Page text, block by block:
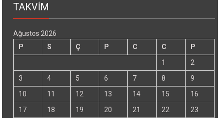
TAKVİM
Ağustos 2026
P
S Ç P C C
P
1
2
3
4 5 6 7 8
9
10
11 12 13 14 15
16
17
18 19 20 21 22
23